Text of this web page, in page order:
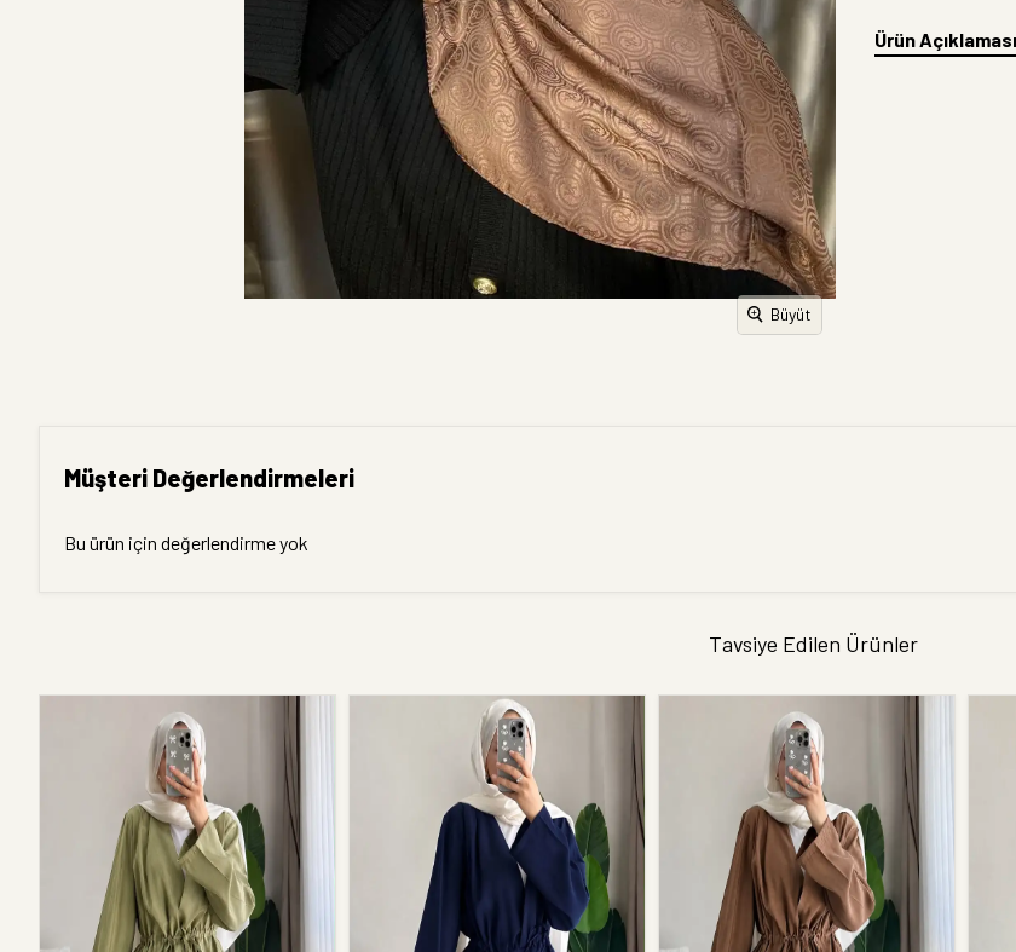
Büyüt
Ürün Açıklaması
Müşteri Değerlendirmeleri
Bu ürün için değerlendirme yok
Tavsiye Edilen Ürünler